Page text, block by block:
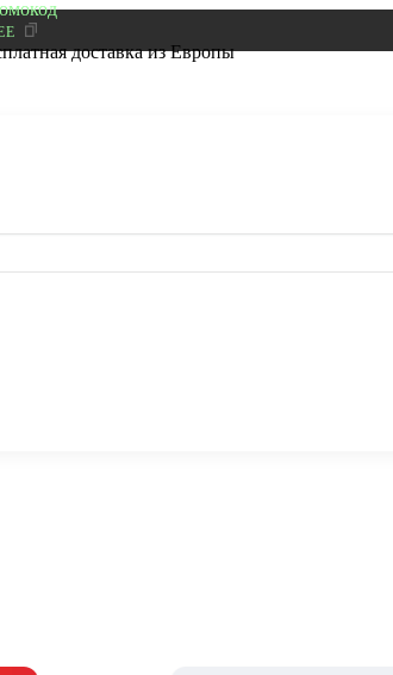
доставка из Европы